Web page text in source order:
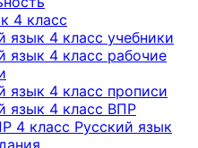
4 класс
язык 4 класс учебники
язык 4 класс рабочие
язык 4 класс прописи
язык 4 класс ВПР
4 класс Русский язык